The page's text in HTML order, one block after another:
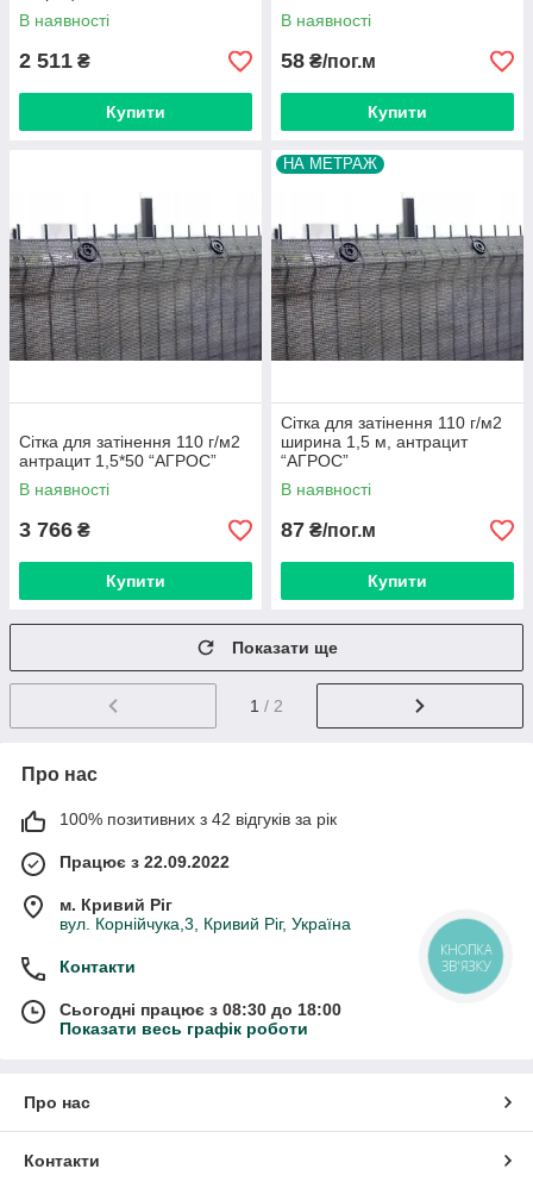
В наявності
2 511 ₴
Купити
В наявності
58 ₴/пог.м
Купити
Сітка для затінення 110 г/м2
антрацит 1,5*50 “AГРОС”
В наявності
3 766 ₴
Купити
НА МЕТРАЖ
Сітка для затінення 110 г/м2
ширина 1,5 м, антрацит
“AГРОС”
В наявності
87 ₴/пог.м
Купити
Показати ще
1 / 2
Про нас
100% позитивних з 42 відгуків за рік
Працює з 22.09.2022
м. Кривий Ріг
вул. Корнійчука,3, Кривий Ріг, Україна
Контакти
Сьогодні працює з 08:30 до 18:00
Показати весь графік роботи
Про нас
Контакти
КНОПКА
ЗВ'ЯЗКУ